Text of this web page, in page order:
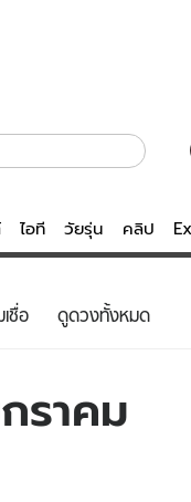
ไอที วัยรุ่น คลิป
ชื่อ ดูดวงทั้งหมด
ราคม